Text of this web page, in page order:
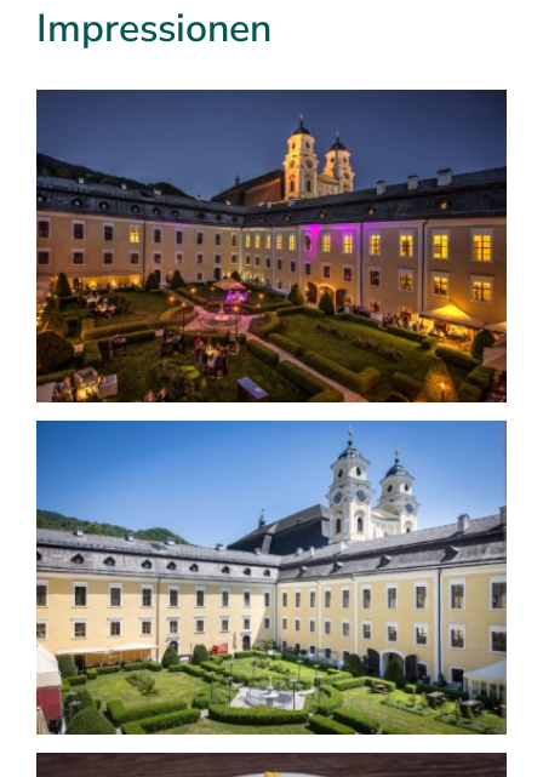
Impressionen